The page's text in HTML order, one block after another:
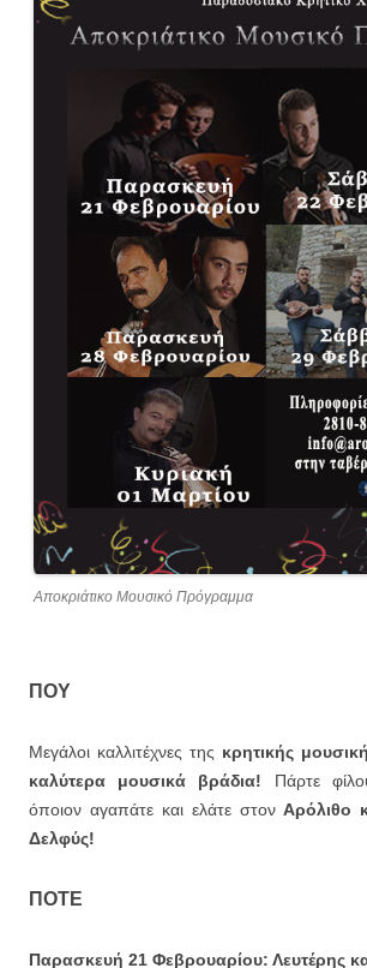
Αποκριάτικο Μουσικό Πρόγραμμα
ΠΟΥ
Μεγάλοι καλλιτέχνες της κρητικής
καλύτερα μουσικά βράδια! Πάρτε
όποιον αγαπάτε και ελάτε στον Αρόλιθο
Δελφύς!
ΠΟΤΕ
Παρασκευή 21 Φεβρουαρίου: Λευτέρης